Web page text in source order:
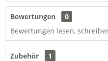
Bewertungen
0
Bewertungen lesen,
Zubehör 1